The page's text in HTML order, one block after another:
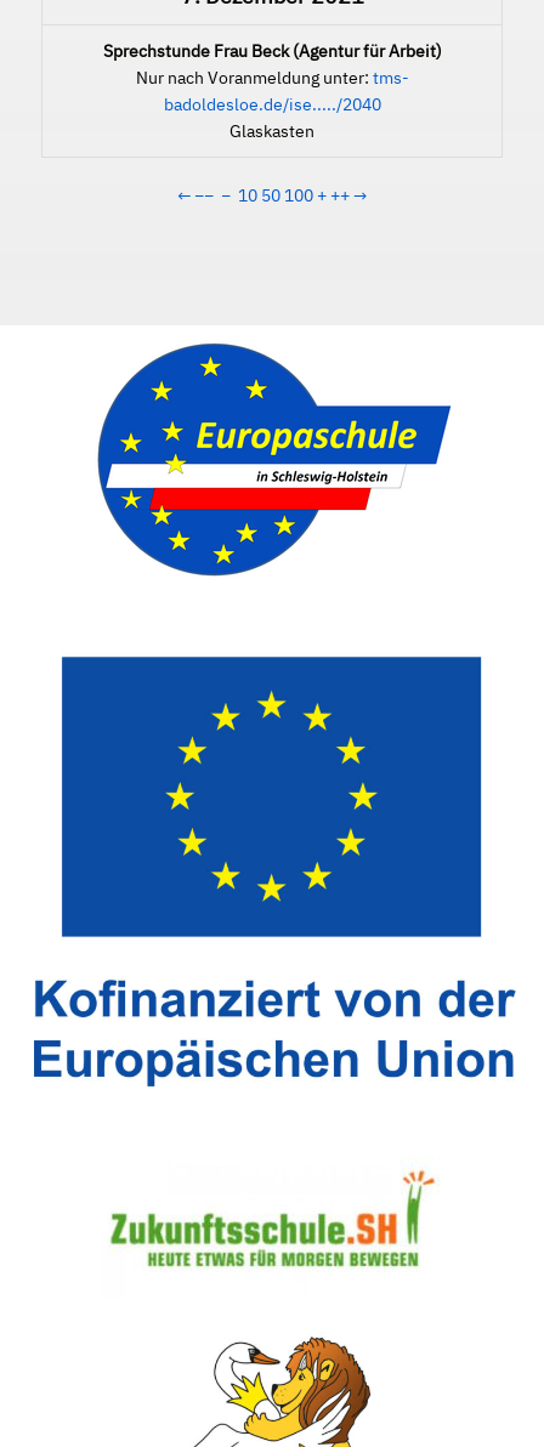
Sprechstunde Frau Beck (Agentur für Arbeit)
Nur nach Voranmeldung unter: tms-
badoldesloe.de/ise...../2040
Glaskasten
← −− − 10 50 100 + ++→